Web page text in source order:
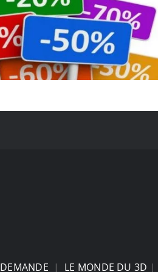
| LE MONDE DU 3D |